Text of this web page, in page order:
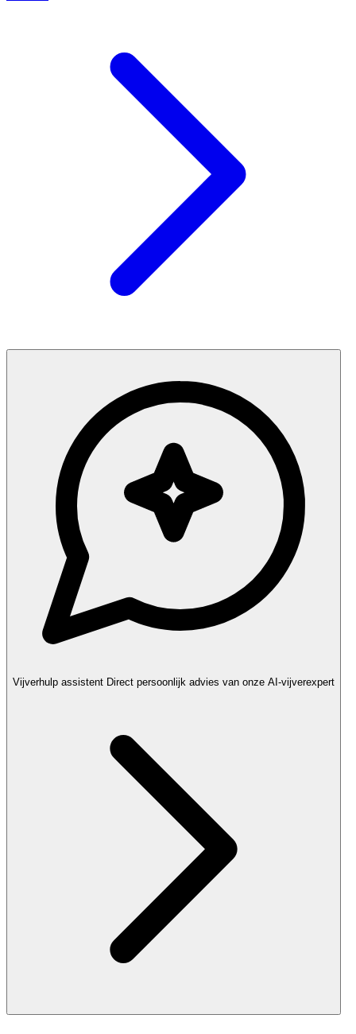
Vijverhulp assistent Direct persoonlijk advies van onze AI-vijverexpert